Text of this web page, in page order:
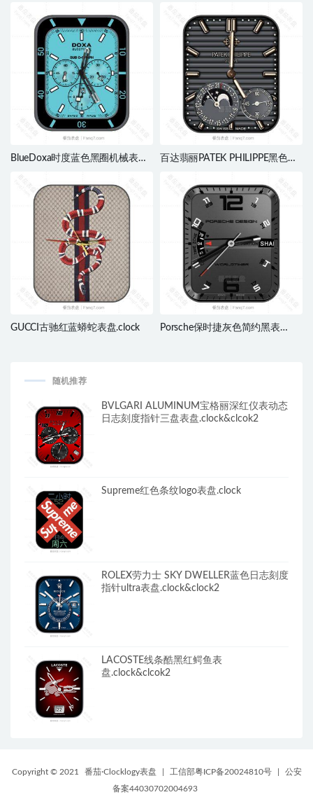
BlueDoxa时度蓝色黑圈机械表
百达翡丽PATEK PHILIPPE黑色条
GUCCI古驰红蓝蟒蛇表盘.clock
Porsche保时捷灰色简约黑表
随机推荐
BVLGARI ALUMINUM宝格丽深红仪表动态
日志刻度指针三盘表盘.clock&clcok2
Supreme红色条纹logo表盘.clock
ROLEX劳力士 SKY DWELLER蓝色日志刻度
指针ultra表盘.clock&clock2
LACOSTE线条酷黑红鳄鱼表
盘.clock&clcok2
Copyright © 2021 番茄·Clocklogy表盘 工信部粤ICP备20024810号
公安
备案44030702004693